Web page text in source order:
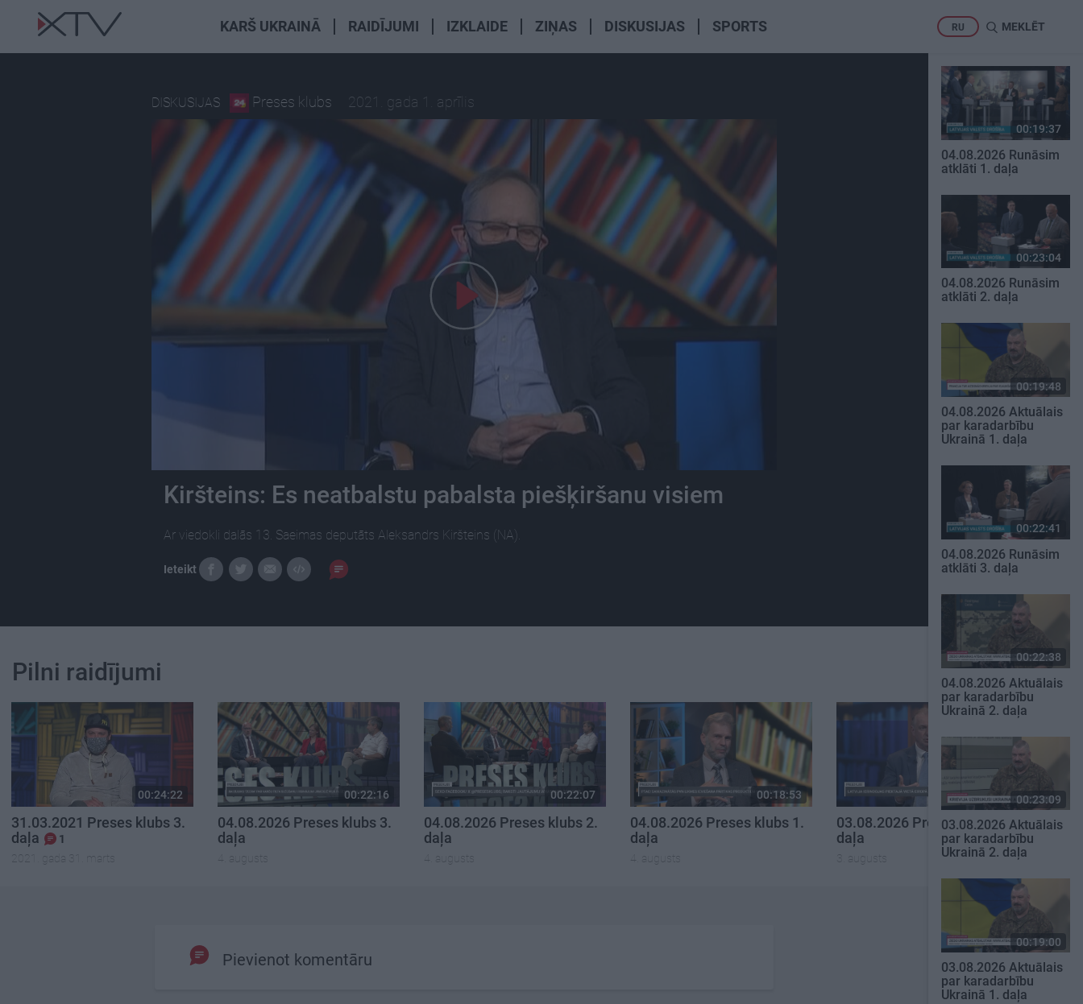
KARŠ UKRAINĀ RAIDĪJUMI IZKLAIDE ZIŅAS DISKUSIJAS SPORTS RU MEKLĒT
DISKUSIJAS Preses klubs 2021. gada 1. aprīlis
Kiršteins: Es neatbalstu pabalsta piešķiršanu visiem
Ar viedokli dalās 13. Saeimas deputāts Aleksandrs Kiršteins (NA).
Ieteikt
Pilni raidījumi
00:24:22
31.03.2021 Preses klubs 3.
daļa
1
2021. gada 31. marts
00:22:16
04.08.2026 Preses klubs 3.
daļa
4. augusts
00:22:07
04.08.2026 Preses klubs 2.
daļa
4. augusts
00:18:53
04.08.2026 Preses klubs 1.
daļa
4. augusts
00:22:30
03.08.2026 Preses klubs 3.
daļa
3. augusts
Pievienot komentāru
00:19:37
04.08.2026 Runāsim
atklāti 1. daļa
00:23:04
04.08.2026 Runāsim
atklāti 2. daļa
00:19:48
04.08.2026 Aktuālais
par karadarbību
Ukrainā 1. daļa
00:22:41
04.08.2026 Runāsim
atklāti 3. daļa
00:22:38
04.08.2026 Aktuālais
par karadarbību
Ukrainā 2. daļa
00:23:09
03.08.2026 Aktuālais
par karadarbību
Ukrainā 2. daļa
00:19:00
03.08.2026 Aktuālais
par karadarbību
Ukrainā 1. daļa